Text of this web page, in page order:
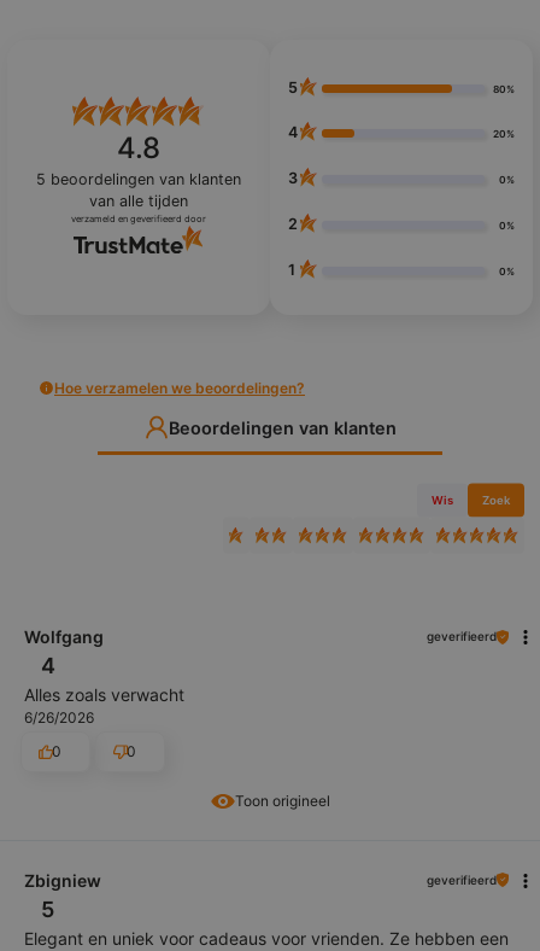
4.8
5 beoordelingen van klanten
van alle tijden
verzameld en geverifieerd door
5 80%
4 20%
3 0%
2 0%
1 0%
Hoe verzamelen we beoordelingen?
Beoordelingen van klanten
Wis Zoek
Toon origineel
Wolfgang geverifieerd
4
Alles zoals verwacht
6/26/2026
0
0
Zbigniew geverifieerd
5
Elegant en uniek voor cadeaus voor vrienden. Ze hebben een